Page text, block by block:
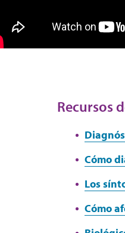
Recursos
Cómo
Los
Cómo